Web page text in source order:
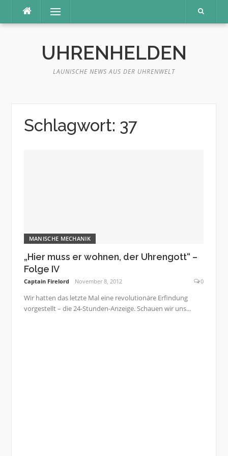
content
Menu
UHRENHELDEN
LAUNISCHE NEWS AUS DER UHRENWELT
Schlagwort: 37
MANISCHE MECHANIK
„Hier muss er wohnen, der Uhrengott“ –
Folge IV
Captain Firelord November 8, 2012 0
Wir hatten das letzte Mal eine revolutionäre Erfindung
vorgestellt – die 24-Stunden-Anzeige. Schauen wir uns...